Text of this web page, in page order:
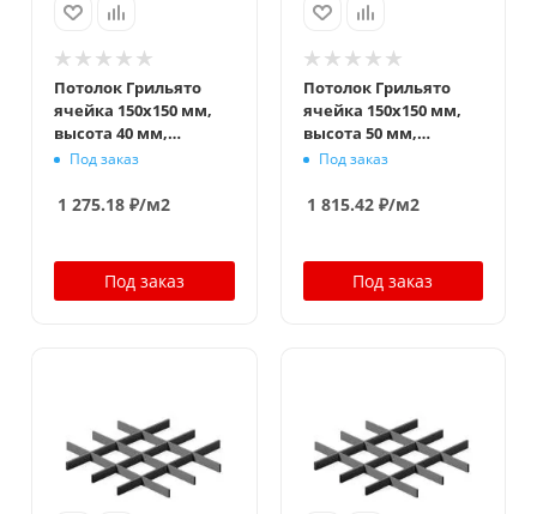
Потолок Грильято
ячейка 150x150 мм,
высота 40 мм,
ширина 10 мм,
Под заказ
1 275.18 ₽/м2
Под заказ
Потолок Грильято
ячейка 150x150 мм,
высота 50 мм,
ширина 10 мм,
Под заказ
1 815.42₽/м2
Под заказ